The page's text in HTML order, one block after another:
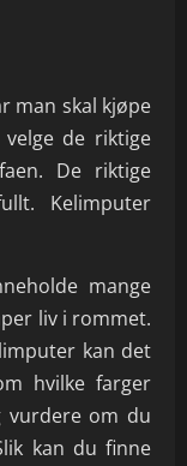
man skal kjøpe
de riktige
De riktige
Kelimputer
mange
liv i rommet.
kan det
hvilke farger
vurdere om du
kan du finne